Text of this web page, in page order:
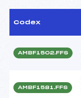
Codex
AMBF1502.FFS
AMBF1581.FFS